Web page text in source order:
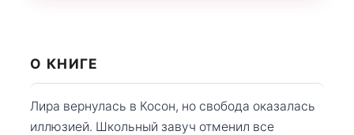
О КНИГЕ
Лира вернулась в Косон, но свобода оказалась
иллюзией. Школьный завуч отменил все